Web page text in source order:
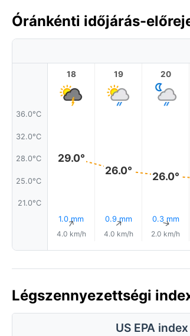
Óránkénti időjárás-
36.0°C
32.0°C
28.0°C
25.0°C
21.0°C
18
29.0°
1.0 mm
↑
4.0 km/h
19
26.0°
0.9 mm
↑
4.0 km/h
20
26.0°
0.3 mm
↑
2.0 km/h
Légszennyezettségi
US EPA index